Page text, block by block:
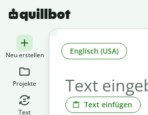
Neu erstellen
Projekte
Text
Text einfügen
Englisch (USA)